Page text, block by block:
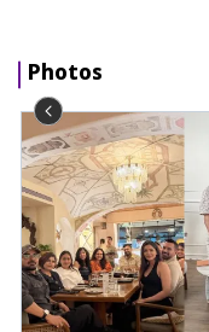
Photos